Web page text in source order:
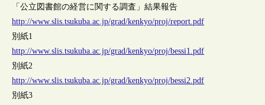
「公立図書館の経営に関する調査」結果報告
http://www.slis.tsukuba.ac.jp/grad/kenkyo/proj/report.pdf
別紙1
http://www.slis.tsukuba.ac.jp/grad/kenkyo/proj/bessi1.pdf
別紙2
http://www.slis.tsukuba.ac.jp/grad/kenkyo/proj/bessi2.pdf
別紙3